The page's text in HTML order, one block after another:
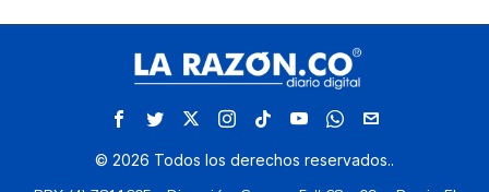
© 2026 Todos los derechos reservados..